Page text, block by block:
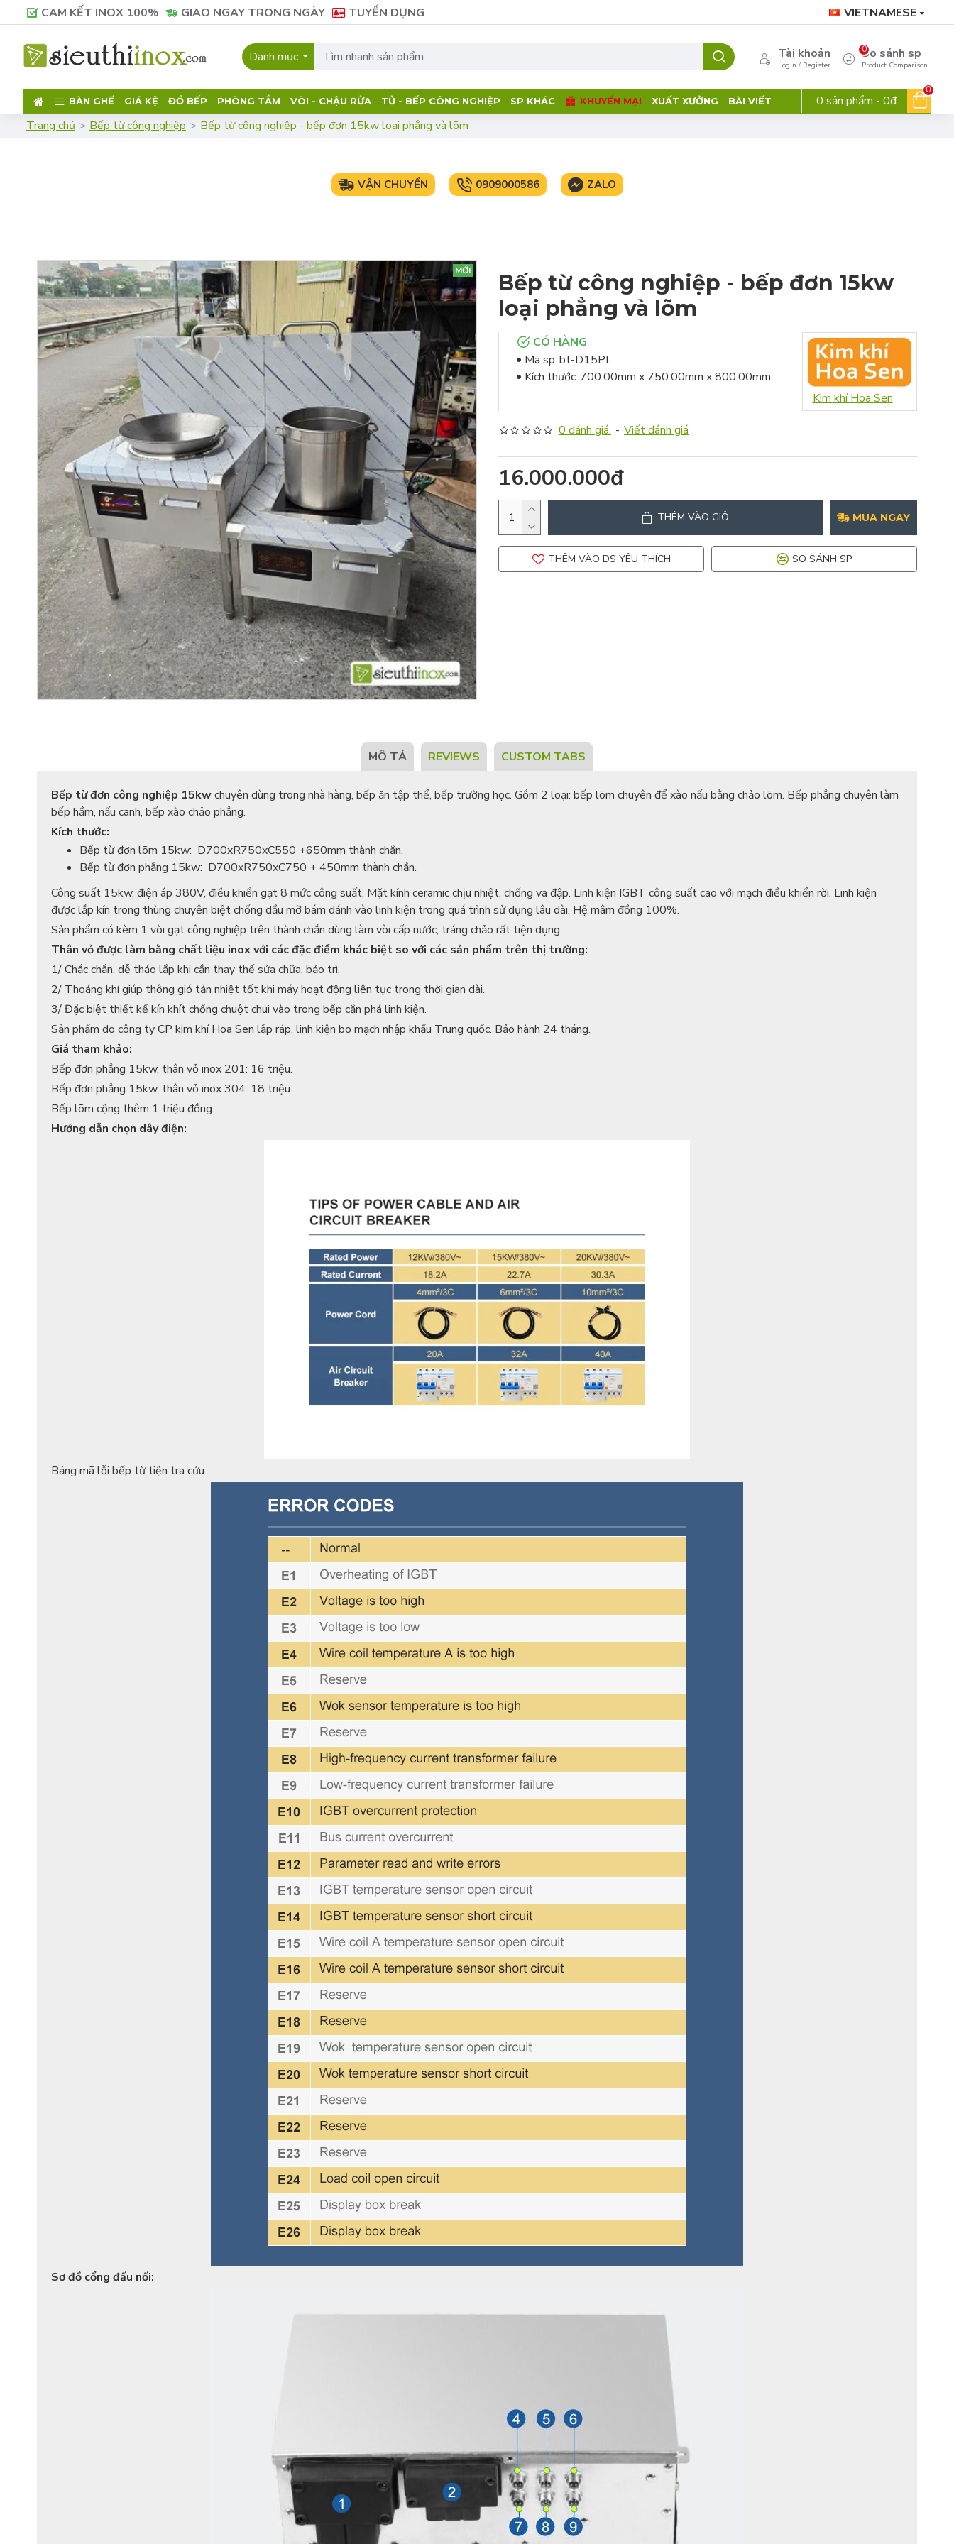
CAM KẾT INOX 100% GIAO NGAY TRONG NGÀY TUYỂN DỤNG VIETNAMESE
Danh mục Tài khoản
Login / Register
So sánh sp
Product Comparison
0
BÀN GHẾ GIÁ KỆ ĐỒ BẾP PHÒNG TẮM VÒI - CHẬU RỬA TỦ - BẾP CÔNG NGHIỆP SP KHÁC KHUYẾN MẠI XUẤT XƯỞNG BÀI VIẾT 0 sản phẩm - 0đ
0
Trang chủ Bếp từ công nghiệp Bếp từ công nghiệp - bếp đơn 15kw loại phẳng và lõm
VẬN CHUYỂN 0909000586 ZALO
MỚI
Bếp từ công nghiệp - bếp đơn 15kw
loại phẳng và lõm
CÓ HÀNG
Mã sp:bt-D15PL
Kích thước: 700.00mm x 750.00mm x 800.00mm
Kim khí Hoa Sen
0 đánh giá. - Viết đánh giá
16.000.000đ
THÊM VÀO GIỎ MUA NGAY
THÊM VÀO DS YÊU THÍCH SO SÁNH SP
MÔ TẢ REVIEWS CUSTOM TABS
Bếp từ đơn công nghiệp 15kwchuyên dùng trong nhà hàng, bếp ăn tập thể, bếp trường học. Gồm 2 loại: bếp lõm chuyên để xào nấu bằng chảo lõm. Bếp phẳng chuyên làm
bếp hầm, nấu canh, bếp xào chảo phẳng.
Kích thước:
Bếp từ đơn lõm 15kw: D700xR750xC550 +650mm thành chắn.
Bếp từ đơn phẳng 15kw: D700xR750xC750 + 450mm thành chắn.
Công suất 15kw, điện áp 380V, điều khiển gạt 8 mức công suất. Mặt kính ceramic chịu nhiệt, chống va đập. Linh kiện IGBT công suất cao với mạch điều khiển rời. Linh kiện
được lắp kín trong thùng chuyên biệt chống dầu mỡ bám dánh vào linh kiện trong quá trình sử dụng lâu dài. Hệ mâm đồng 100%.
Sản phẩm có kèm 1 vòi gạt công nghiệp trên thành chắn dùng làm vòi cấp nước, tráng chảo rất tiện dụng.
Thân vỏ được làm bằng chất liệu inox với các đặc điểm khác biệt so với các sản phẩm trên thị trường:
1/ Chắc chắn, dễ tháo lắp khi cần thay thế sửa chữa, bảo trì.
2/ Thoáng khí giúp thông gió tản nhiệt tốt khi máy hoạt động liên tục trong thời gian dài.
3/ Đặc biệt thiết kế kín khít chống chuột chui vào trong bếp cắn phá linh kiện.
Sản phẩm do công ty CP kim khí Hoa Sen lắp ráp, linh kiện bo mạch nhập khẩu Trung quốc. Bảo hành 24 tháng.
Giá tham khảo:
Bếp đơn phẳng 15kw, thân vỏ inox 201: 16 triệu.
Bếp đơn phẳng 15kw, thân vỏ inox 304: 18 triệu.
Bếp lõm cộng thêm 1 triệu đồng.
Hướng dẫn chọn dây điện:
Bảng mã lỗi bếp từ tiện tra cứu:
Sơ đồ cổng đấu nối: